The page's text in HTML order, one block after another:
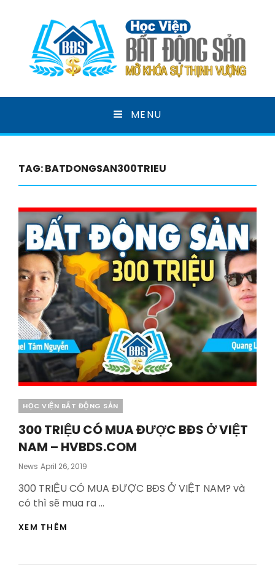
HỌC VIỆN BẤT ĐỘNG
SẢN
MENU
TAG:BATDONGSAN300TRIEU
Categories
HỌC VIỆN BẤT ĐỘNG SẢN
300 TRIỆU CÓ MUA ĐƯỢC BĐS Ở VIỆT
NAM – HVBDS.COM
News Posted
April 26, 2019
300 TRIỆU CÓ MUA ĐƯỢC BĐS Ở VIỆT NAM? và
có thì sẽ mua ra …
XEM THÊM